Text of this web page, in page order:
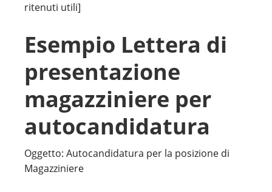
ritenuti utili]
Esempio Lettera di
presentazione
magazziniere per
autocandidatura
Oggetto: Autocandidatura per la posizione di
Magazziniere